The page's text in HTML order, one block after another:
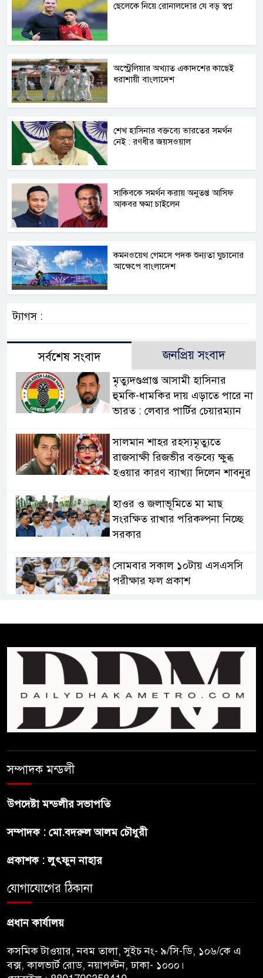
ছেলেকে নিয়ে রোনালদোর যে বড় স্বপ্ন
অস্ট্রেলিয়ার অখ্যাত একাদশের কাছেই
ধরাশায়ী বাংলাদেশ
শেখ হাসিনার বক্তব্যে ভারতের সমর্থন
নেই : রণধীর জয়সওয়াল
সাকিবকে সমর্থন করায় অনুতপ্ত আসিফ
আকবর ক্ষমা চাইলেন
কমনওয়েথ গেমসে পদক শুন্যতা ঘুচানোর
আক্ষেপে বাংলাদেশ
ট্যাগস :
সর্বশেষ সংবাদ জনপ্রিয় সংবাদ
মৃত্যুদণ্ডপ্রাপ্ত আসামী হাসিনার
হুমকি-ধামকির দায় এড়াতে পারে না
ভারত : লেবার পার্টির চেয়ারম্যান
সালমান শাহর রহস্যমৃত্যুতে
রাজসাক্ষী রিজভীর বক্তব্যে ক্ষুব্ধ
হওয়ার কারণ ব্যাখ্যা দিলেন শাবনুর
হাওর ও জলাভূমিতে মা মাছ
সংরক্ষিত রাখার পরিকল্পনা নিচ্ছে
সরকার
সোমবার সকাল ১০টায় এসএসসি
পরীক্ষার ফল প্রকাশ
প্রধানমন্ত্রী
ফিফা সভাপতির বিরুদ্ধে এবার
‘নারী সংক্রান্ত অভিযোগ
ছেলেকে নিয়ে রোনালদোর যে বড়
ট্রাম্পের ৪০ কোটি ডলারের ‘বলরুম
সম্পাদক মন্ডলী
উপদেষ্টা মন্ডলীর সভাপতি
সম্পাদক : মো.বদরুল আলম চৌধুরী
প্রকাশক : লুৎফুন নাহার
যোগাযোগের ঠিকানা
প্রধান কার্যালয়
কসমিক টাওয়ার, নবম তালা, সুইচ নং- ৯/সি-ডি, ১০৬/কে এ
বক্স, কালভার্ট রোড, নয়াপল্টন, ঢাকা- ১০০০।